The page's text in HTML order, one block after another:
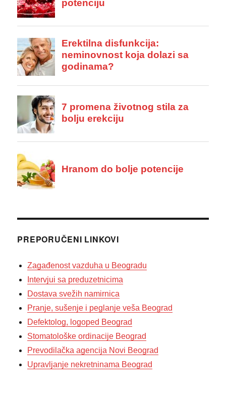
PREPORUČENI LINKOVI
Zagađenost vazduha u Beogradu
Intervjui sa preduzetnicima
Dostava svežih namirnica
Pranje, sušenje i peglanje veša Beograd
Defektolog, logoped Beograd
Stomatološke ordinacije Beograd
Prevodilačka agencija Novi Beograd
Upravljanje nekretninama Beograd